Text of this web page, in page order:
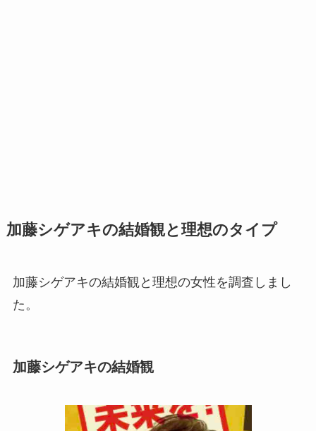
加藤シゲアキの結婚観と理想のタイプ
加藤シゲアキの結婚観と理想の女性を調査しまし
た。
加藤シゲアキの結婚観